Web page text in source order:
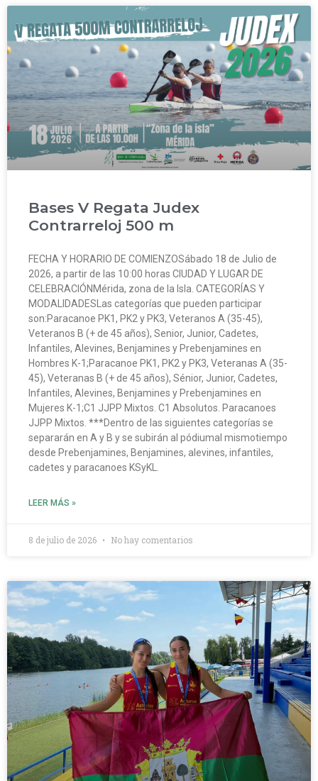
Bases V Regata Judex
Contrarreloj 500 m
FECHA Y HORARIO DE COMIENZOSábado 18 de Julio de
2026, a partir de las 10:00 horas CIUDAD Y LUGAR DE
CELEBRACIÓNMérida, zona de la Isla. CATEGORÍAS Y
MODALIDADESLas categorías que pueden participar
son:Paracanoe PK1, PK2 y PK3, Veteranos A (35-45),
Veteranos B (+ de 45 años), Senior, Junior, Cadetes,
Infantiles, Alevines, Benjamines y Prebenjamines en
Hombres K-1;Paracanoe PK1, PK2 y PK3, Veteranas A (35-
45), Veteranas B (+ de 45 años), Sénior, Junior, Cadetes,
Infantiles, Alevines, Benjamines y Prebenjamines en
Mujeres K-1;C1 JJPP Mixtos. C1 Absolutos. Paracanoes
JJPP Mixtos. ***Dentro de las siguientes categorías se
separarán en A y B y se subirán al pódiumal mismotiempo
desde Prebenjamines, Benjamines, alevines, infantiles,
cadetes y paracanoes KSyKL.
LEER MÁS »
8 de julio de 2026 No hay comentarios